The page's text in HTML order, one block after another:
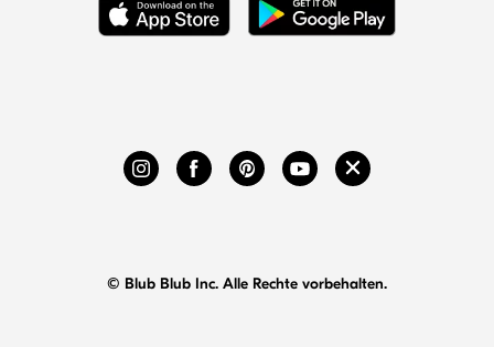
© Blub Blub Inc. Alle Rechte vorbehalten.